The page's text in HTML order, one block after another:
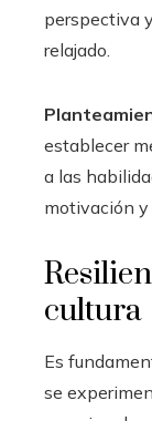
perspectiva
relajado.
establecer
a las
motivación y
cultura
Es
se